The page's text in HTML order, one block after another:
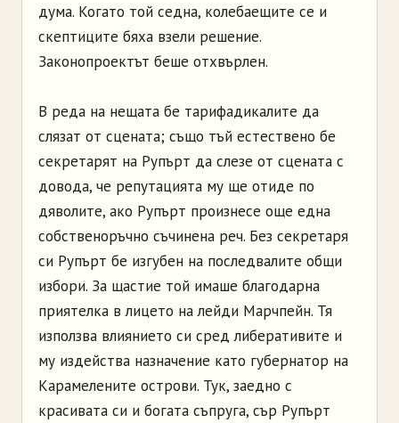
дума. Когато той седна, колебаещите се и
скептиците бяха взели решение.
Законопроектът беше отхвърлен.
В реда на нещата бе тарифадикалите да
слязат от сцената; също тъй естествено бе
секретарят на Рупърт да слезе от сцената с
довода, че репутацията му ще отиде по
дяволите, ако Рупърт произнесе още една
собственоръчно съчинена реч. Без секретаря
си Рупърт бе изгубен на последвалите общи
избори. За щастие той имаше благодарна
приятелка в лицето на лейди Марчпейн. Тя
използва влиянието си сред либеративите и
му издейства назначение като губернатор на
Карамелените острови. Тук, заедно с
красивата си и богата съпруга, сър Рупърт